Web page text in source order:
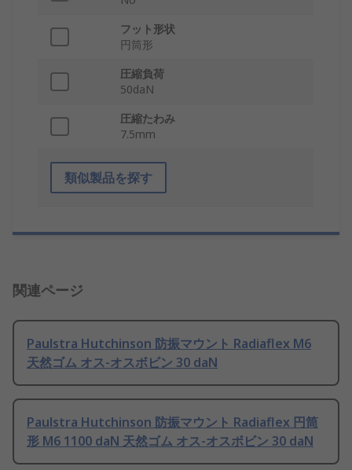
フット形状
円筒形
圧縮負荷
50daN
圧縮たわみ
7.5mm
類似製品を探す
関連ページ
Paulstra Hutchinson 防振マウント Radiaflex M6
天然ゴム オス-オスボビン 30 daN
Paulstra Hutchinson 防振マウント Radiaflex 円筒
形 M6 1100 daN 天然ゴム オス-オスボビン 30 daN